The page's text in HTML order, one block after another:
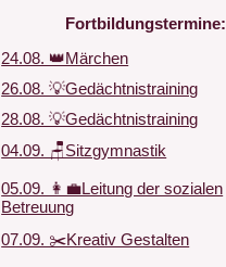
Fortbildungstermine:
24.08. 👑Märchen
26.08. 💡Gedächtnistraining
28.08. 💡Gedächtnistraining
04.09. 🪑Sitzgymnastik
05.09. 👩‍💼Leitung der sozialen
Betreuung
07.09. ✂️Kreativ Gestalten